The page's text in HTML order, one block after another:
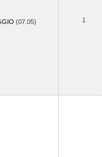
(07.05) 1